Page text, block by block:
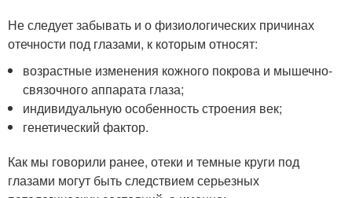
Не следует забывать и о физиологических причинах
отечности под глазами, к которым относят:
возрастные изменения кожного покрова и мышечно-
связочного аппарата глаза;
индивидуальную особенность строения век;
генетический фактор.
Как мы говорили ранее, отеки и темные круги под
глазами могут быть следствием серьезных